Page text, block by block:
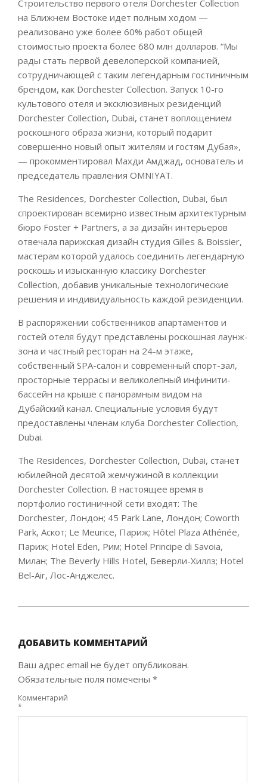
Строительство первого отеля Dorchester Collection
на Ближнем Востоке идет полным ходом —
реализовано уже более 60% работ общей
стоимостью проекта более 680 млн долларов. “Мы
рады стать первой девелоперской компанией,
сотрудничающей с таким легендарным гостиничным
брендом, как Dorchester Collection. Запуск 10-го
культового отеля и эксклюзивных резиденций
Dorchester Collection, Dubai, станет воплощением
роскошного образа жизни, который подарит
совершенно новый опыт жителям и гостям Дубая»,
— прокомментировал Махди Амджад, основатель и
председатель правления OMNIYAT.
The Residences, Dorchester Collection, Dubai, был
спроектирован всемирно известным архитектурным
бюро Foster + Partners, а за дизайн интерьеров
отвечала парижская дизайн студия Gilles & Boissier,
мастерам которой удалось соединить легендарную
роскошь и изысканную классику Dorchester
Collection, добавив уникальные технологические
решения и индивидуальность каждой резиденции.
В распоряжении собственников апартаментов и
гостей отеля будут представлены роскошная лаунж-
зона и частный ресторан на 24-м этаже,
собственный SPA-салон и современный спорт-зал,
просторные террасы и великолепный инфинити-
бассейн на крыше с панорамным видом на
Дубайский канал. Специальные условия будут
предоставлены членам клуба Dorchester Collection,
Dubai.
The Residences, Dorchester Collection, Dubai, станет
юбилейной десятой жемчужиной в коллекции
Dorchester Collection. В настоящее время в
портфолио гостиничной сети входят: The
Dorchester, Лондон; 45 Park Lane, Лондон; Coworth
Park, Аскот; Le Meurice, Париж; Hôtel Plaza Athénée,
Париж; Hotel Eden, Рим; Hotel Principe di Savoia,
Милан; The Beverly Hills Hotel, Беверли-Хиллз; Hotel
Bel-Air, Лос-Анджелес.
23
ДОБАВИТЬ КОММЕНТАРИЙ
Ваш адрес email не будет опубликован.
Обязательные поля помечены *
Комментарий
*